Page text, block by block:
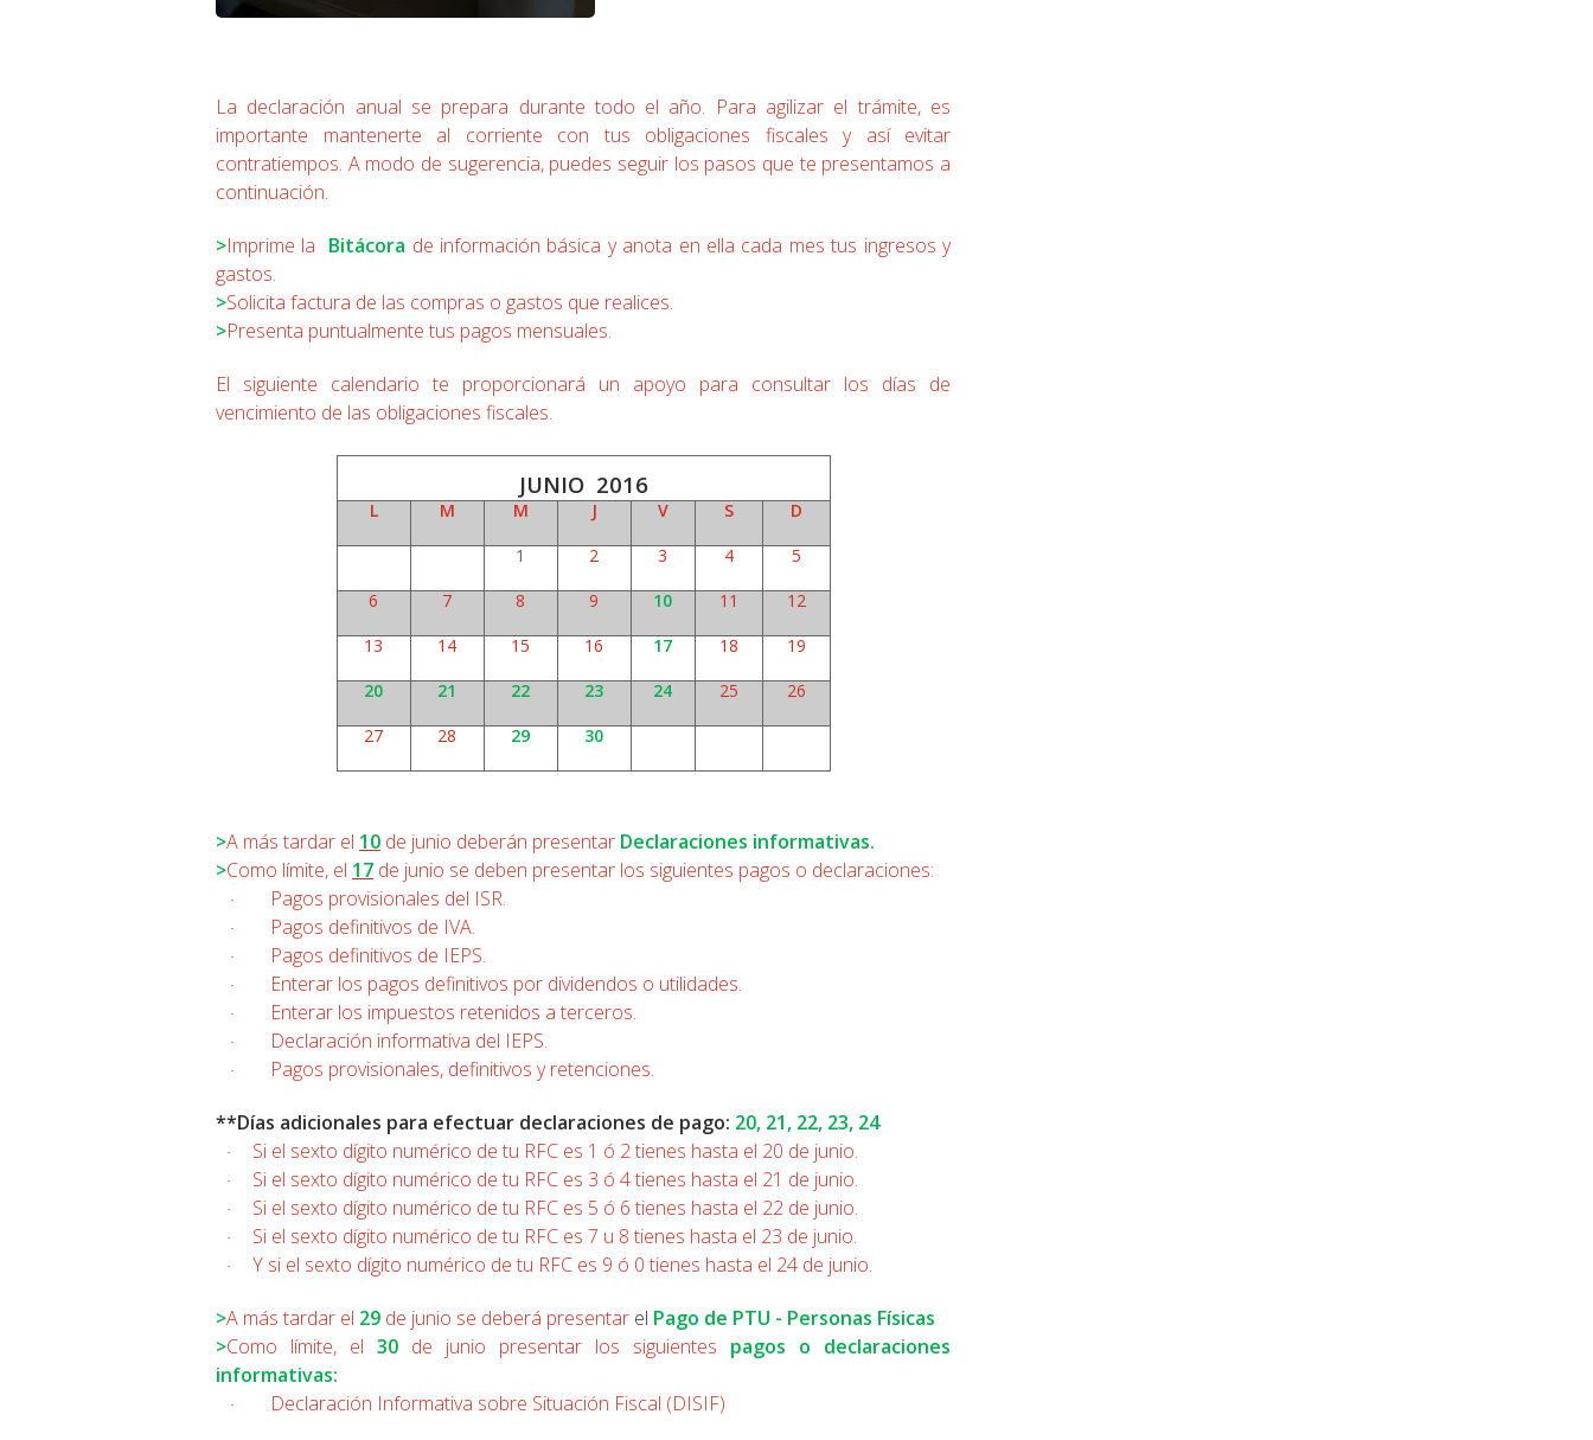
La declaración anual se prepara durante todo el año. Para agilizar el trámite, es
importante mantenerte al corriente con tus obligaciones fiscales y así evitar
contratiempos. A modo de sugerencia, puedes seguir los pasos que te presentamos a
continuación.
>Imprime la Bitácora de información básica y anota en ella cada mes tus ingresos y
gastos.
>Solicita factura de las compras o gastos que realices.
>Presenta puntualmente tus pagos mensuales.
El siguiente calendario te proporcionará un apoyo para consultar los días de
vencimiento de las obligaciones fiscales.
JUNIO 2016
L M M J V S
D
1
2 3 4
5
6
7 8 9 10 11
12
13
14 15 16 17 18
19
20
21 22 23 24 25
26
27
28 29 30
>A más tardar el 10 de junio deberán presentar Declaraciones informativas.
>Como límite, el 17 de junio se deben presentar los siguientes pagos o declaraciones:
· Pagos provisionales del ISR.
· Pagos definitivos de IVA.
· Pagos definitivos de IEPS.
· Enterar los pagos definitivos por dividendos o utilidades.
· Enterar los impuestos retenidos a terceros.
· Declaración informativa del IEPS.
· Pagos provisionales, definitivos y retenciones.
**Días adicionales para efectuar declaraciones de pago: 20, 21, 22, 23, 24
· Si el sexto dígito numérico de tu RFC es 1 ó 2 tienes hasta el 20 de junio.
· Si el sexto dígito numérico de tu RFC es 3 ó 4 tienes hasta el 21 de junio.
· Si el sexto dígito numérico de tu RFC es 5 ó 6 tienes hasta el 22 de junio.
· Si el sexto dígito numérico de tu RFC es 7 u 8 tienes hasta el 23 de junio.
· Y si el sexto dígito numérico de tu RFC es 9 ó 0 tienes hasta el 24 de junio.
>A más tardar el 29 de junio se deberá presentar el Pago de PTU - Personas Físicas
>Como límite, el 30 de junio presentar los siguientes pagos o declaraciones
informativas:
· Declaración Informativa sobre Situación Fiscal (DISIF)